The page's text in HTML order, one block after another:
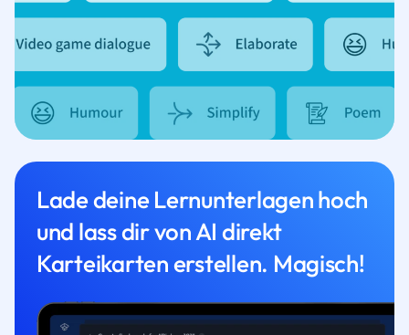
Lade deine Lernunterlagen hoch
und lass dir von AI direkt
Karteikarten erstellen. Magisch!